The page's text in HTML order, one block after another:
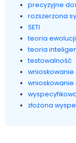
precyzyjne
rozszerzona
SETI
teoria ewolucji
teoria
testowalność
złożona